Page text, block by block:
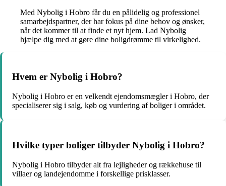
Med Nybolig i Hobro får du en pålidelig og professionel
samarbejdspartner, der har fokus på dine behov og ønsker,
når det kommer til at finde et nyt hjem. Lad Nybolig
hjælpe dig med at gøre dine boligdrømme til virkelighed.
Hvem er Nybolig i Hobro?
Nybolig i Hobro er en velkendt ejendomsmægler i Hobro, der
specialiserer sig i salg, køb og vurdering af boliger i området.
Hvilke typer boliger tilbyder Nybolig i Hobro?
Nybolig i Hobro tilbyder alt fra lejligheder og rækkehuse til
villaer og landejendomme i forskellige prisklasser.